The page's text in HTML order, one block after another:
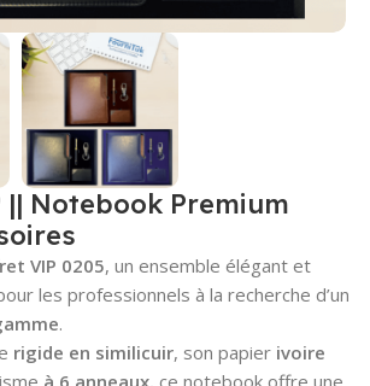
Notebook Premium
VIP 0205, un ensemble élégant et
les professionnels à la recherche d’un
.
rigide en similicuir, son papier ivoire